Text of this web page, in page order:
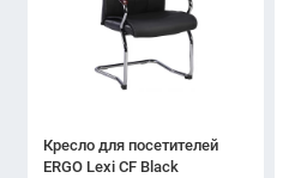
Кресло для посетителей
ERGO Lexi CF Black